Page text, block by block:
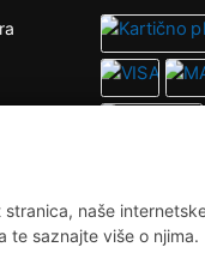
naše
te saznajte više o njima.